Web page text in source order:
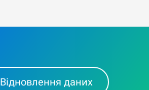
Відновлення даних